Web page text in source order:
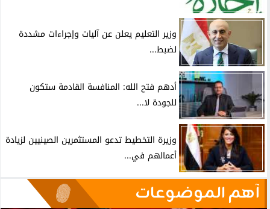
وزير التعليم يعلن عن آليات وإجراءات مشددة
لضبط...
أدهم فتح الله: المنافسة القادمة ستكون
للجودة لا...
وزيرة التخطيط تدعو المستثمرين الصينيين لزيادة
أعمالهم في...
آهم الموضوعات